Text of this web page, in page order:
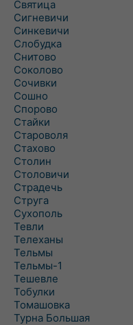
Святица
Сигневичи
Синкевичи
Слобудка
Снитово
Соколово
Сочивки
Сошно
Спорово
Стайки
Староволя
Стахово
Столин
Столовичи
Страдечь
Струга
Сухополь
Тевли
Телеханы
Тельмы
Тельмы-1
Тешевле
Тобулки
Томашовка
Турна Большая